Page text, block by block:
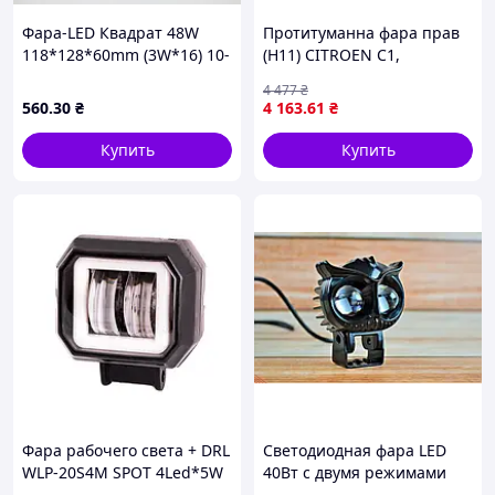
Фара-LED Квадрат 48W
118*128*60mm (3W*16) 10-
провід (29-48Flash Flood)
560.30 ₴
Купить
Протитуманна фара прав
(H11) CITROEN C1,
MATERIA, LEXUS GS, IS C, IS
II, LX, RX, PEUGEOT 107,
SUZUKI
4 163.61 ₴
4 477₴
Купить
Фара рабочего света + DRL
WLP-20S4M SPOT 4Led*5W
Светодиодная фара LED
40Вт с двумя режимами